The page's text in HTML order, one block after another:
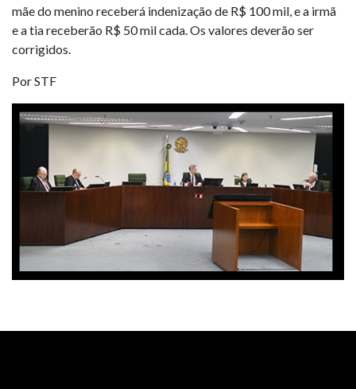
mãe do menino receberá indenização de R$ 100 mil, e a irmã
e a tia receberão R$ 50 mil cada. Os valores deverão ser
corrigidos.
Por STF